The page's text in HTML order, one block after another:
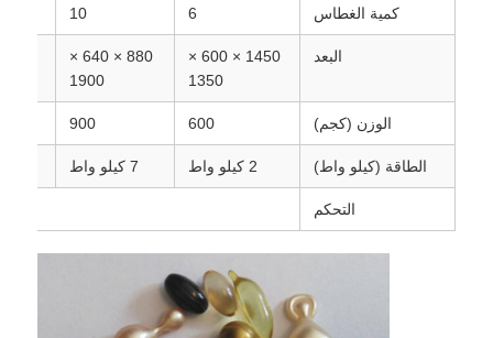
كمية الغطاس 6
10
البعد
1450 × 600 ×
1350
880 × 640 ×
1900
الوزن (كجم) 600
900
الطاقة (كيلو واط) 2 كيلو واط 7 كيلو واط
التحكم